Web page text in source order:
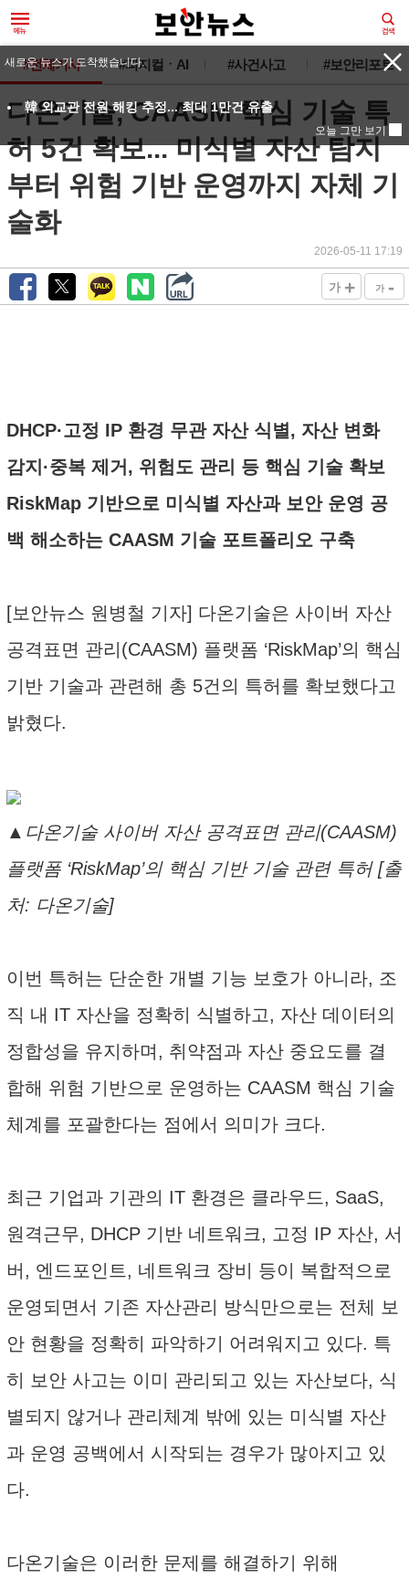
#전체기사 #피지컬ㆍAI #사건사고 #보안리포트
다온기술, CAASM 핵심 기술 특
허 5건 확보... 미식별 자산 탐지
부터 위험 기반 운영까지 자체 기
술화
2026-05-11 17:19
가 + 가 -
DHCP·고정 IP 환경 무관 자산 식별, 자산 변화
감지·중복 제거, 위험도 관리 등 핵심 기술 확보
RiskMap 기반으로 미식별 자산과 보안 운영 공
백 해소하는 CAASM 기술 포트폴리오 구축
[보안뉴스 원병철 기자] 다온기술은 사이버 자산
공격표면 관리(CAASM) 플랫폼 ‘RiskMap’의 핵심
기반 기술과 관련해 총 5건의 특허를 확보했다고
밝혔다.
▲다온기술 사이버 자산 공격표면 관리(CAASM)
플랫폼 ‘RiskMap’의 핵심 기반 기술 관련 특허 [출
처: 다온기술]
이번 특허는 단순한 개별 기능 보호가 아니라, 조
직 내 IT 자산을 정확히 식별하고, 자산 데이터의
정합성을 유지하며, 취약점과 자산 중요도를 결
합해 위험 기반으로 운영하는 CAASM 핵심 기술
체계를 포괄한다는 점에서 의미가 크다.
최근 기업과 기관의 IT 환경은 클라우드, SaaS,
원격근무, DHCP 기반 네트워크, 고정 IP 자산, 서
버, 엔드포인트, 네트워크 장비 등이 복합적으로
운영되면서 기존 자산관리 방식만으로는 전체 보
안 현황을 정확히 파악하기 어려워지고 있다. 특
히 보안 사고는 이미 관리되고 있는 자산보다, 식
별되지 않거나 관리체계 밖에 있는 미식별 자산
과 운영 공백에서 시작되는 경우가 많아지고 있
다.
다온기술은 이러한 문제를 해결하기 위해
새로운 뉴스가 도착했습니다.
韓 외교관 전원 해킹 추정... 최대 1만건 유출
오늘 그만 보기